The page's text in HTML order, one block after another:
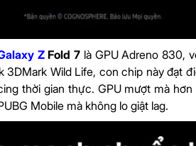
ZFold 7 là GPU Adreno 830,
Wild Life, con chip này đạt
thời gian thực. GPU mượt mà
Mobile mà không lo giật lag.